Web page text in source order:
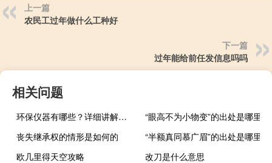
上一篇
农民工过年做什么工种好
下一篇
过年能给前任发信息吗吗
相关问题
环保仪器有哪些？详细讲解各类环保仪器的使用方法
“眼高不为小物变”的出处是哪里
丧失继承权的情形是如何的
“半额真同慕广眉”的出处是哪里
欧几里得天空攻略
改刀是什么意思